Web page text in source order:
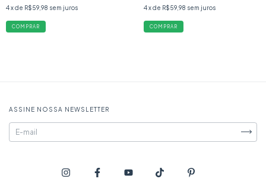
4x de R$59,98 sem juros
COMPRAR
4 x de R$59,98 sem juros
COMPRAR
ASSINE NOSSA NEWSLETTER